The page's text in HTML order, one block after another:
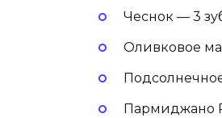
Чеснок — 3
Оливковое
Пармиджано